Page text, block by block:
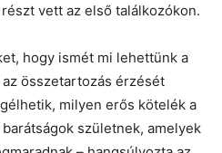
vett az első találkozókon.
hogy ismét mi lehettünk a
az összetartozás érzését
milyen erős kötelék a
születnek, amelyek